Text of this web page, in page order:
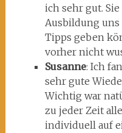
ich sehr gut.
Ausbildung uns
Tipps geben
vorher nicht
Susanne: Ich
sehr gute
Wichtig war
zu jeder Zeit
individuell auf